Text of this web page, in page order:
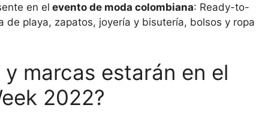
en el evento de moda colombiana: Ready-to-
de playa, zapatos, joyería y bisutería, bolsos y ropa
marcas estarán en el
2022?